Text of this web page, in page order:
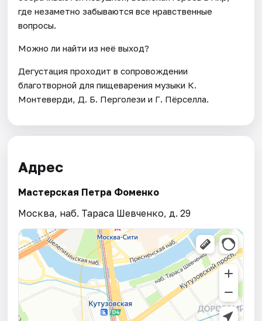
где незаметно забываются все нравственные
вопросы.
Можно ли найти из неё выход?
Дегустация проходит в сопровождении
благотворной для пищеварения музыки К.
Монтеверди, Д. Б. Перголези и Г. Пёрселла.
Адрес
Мастерская Петра Фоменко
Москва, наб. Тараса Шевченко, д. 29